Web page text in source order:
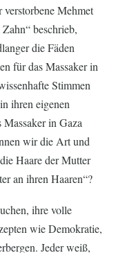
Mehmet
beschrieb,
die Fäden
für das Massaker in
Stimmen
ihren eigenen
in Gaza
wir die Art und
Haare der Mutter
an ihren Haaren“?
ihre volle
wie Demokratie,
Jeder weiß,